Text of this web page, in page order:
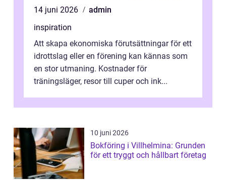
14 juni 2026
admin
inspiration
Att skapa ekonomiska förutsättningar för ett
idrottslag eller en förening kan kännas som
en stor utmaning. Kostnader för
träningsläger, resor till cuper och ink...
10 juni 2026
Bokföring i Villhelmina: Grunden
för ett tryggt och hållbart företag